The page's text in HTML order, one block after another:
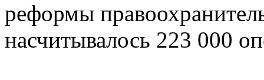
реформы
насчитывалось 223 000